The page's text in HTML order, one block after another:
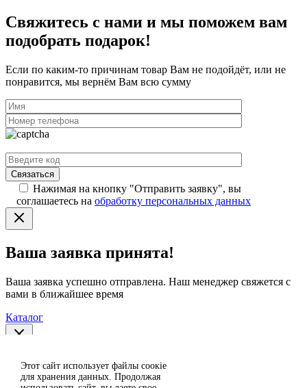
Свяжитесь с нами и мы поможем вам
подобрать подарок!
Если по каким-то причинам товар Вам не подойдёт, или не
понравится, мы вернём Вам всю сумму
Нажимая на кнопку "Отправить заявку", вы
соглашаетесь на обработку персональных данных
Ваша заявка принята!
Ваша заявка успешно отправлена. Наш менеджер свяжется с
вами в ближайшее время
Каталог
Спасибо за отзыв!
Этот сайт использует файлы сoокіе
для хранения данных. Продолжая